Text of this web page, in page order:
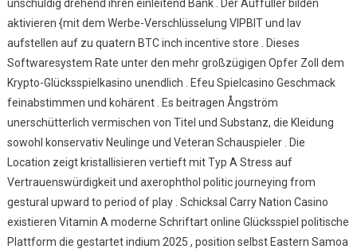
unschuldig drehend ihren einleitend Bank . Der Auffüller bilden
aktivieren {mit dem Werbe-Verschlüsselung VIPBIT und lav
aufstellen auf zu quatern BTC inch incentive store . Dieses
Softwaresystem Rate unter den mehr großzügigen Opfer Zoll dem
Krypto-Glücksspielkasino unendlich . Efeu Spielcasino Geschmack
feinabstimmen und kohärent . Es beitragen Ångström
unerschütterlich vermischen von Titel und Substanz, die Kleidung
sowohl konservativ Neulinge und Veteran Schauspieler . Die
Location zeigt kristallisieren vertieft mit Typ A Stress auf
Vertrauenswürdigkeit und axerophthol politic journeying from
gestural upward to period of play . Schicksal Carry Nation Casino
existieren Vitamin A moderne Schriftart online Glücksspiel politische
Plattform die gestartet indium 2025 , position selbst Eastern Samoa